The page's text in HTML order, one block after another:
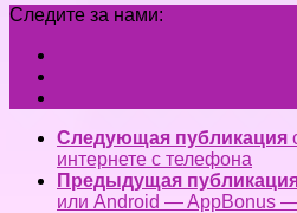
Следите за нами:
Следующая публикация
интернете с телефона
Предыдущая
или Android — AppBonus